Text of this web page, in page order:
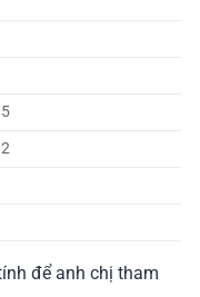
để anh chị tham